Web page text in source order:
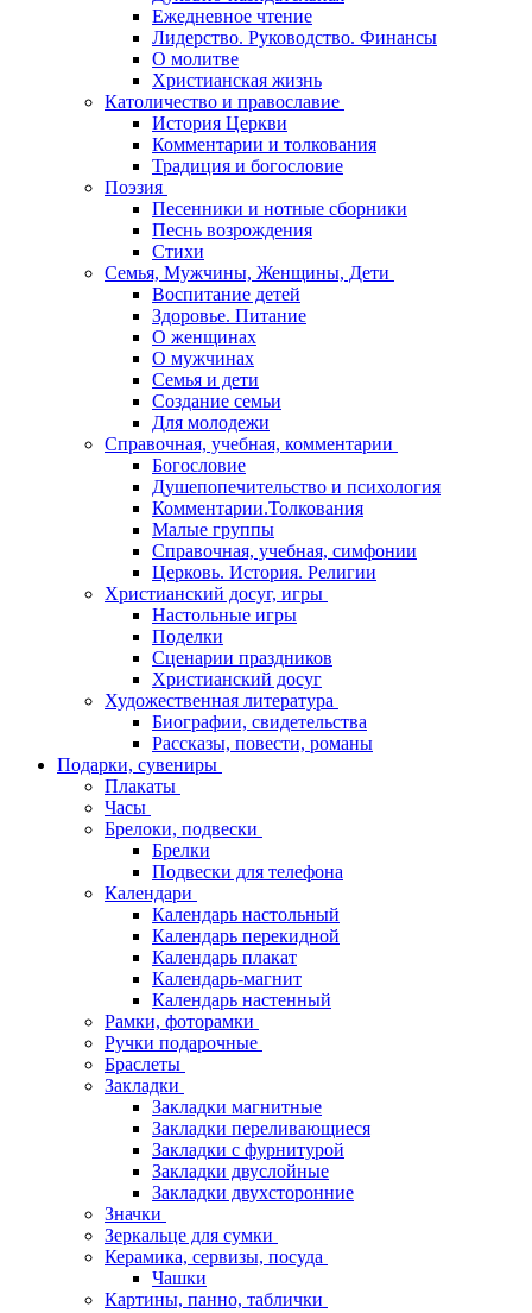
Ежедневное чтение
Лидерство. Руководство. Финансы
О молитве
Христианская жизнь
Католичество и православие
История Церкви
Комментарии и толкования
Традиция и богословие
Поэзия
Песенники и нотные сборники
Песнь возрождения
Стихи
Семья, Мужчины, Женщины, Дети
Воспитание детей
Здоровье. Питание
О женщинах
О мужчинах
Семья и дети
Создание семьи
Для молодежи
Справочная, учебная, комментарии
Богословие
Душепопечительство и психология
Комментарии.Толкования
Малые группы
Справочная, учебная, симфонии
Церковь. История. Религии
Христианский досуг, игры
Настольные игры
Поделки
Сценарии праздников
Христианский досуг
Художественная литература
Биографии, свидетельства
Рассказы, повести, романы
Подарки, сувениры
Плакаты
Часы
Брелоки, подвески
Брелки
Подвески для телефона
Календари
Календарь настольный
Календарь перекидной
Календарь плакат
Календарь-магнит
Календарь настенный
Рамки, фоторамки
Ручки подарочные
Браслеты
Закладки
Закладки магнитные
Закладки переливающиеся
Закладки с фурнитурой
Закладки двуслойные
Закладки двухсторонние
Значки
Зеркальце для сумки
Керамика, сервизы, посуда
Чашки
Картины, панно, таблички